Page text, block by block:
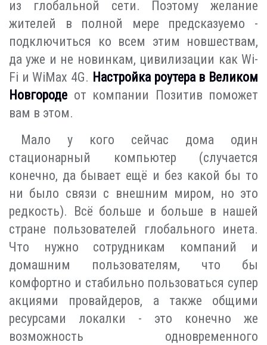
из глобальной сети. Поэтому желание
жителей в полной мере предсказуемо -
подключиться ко всем этим новшествам,
да уже и не новинкам, цивилизации как Wi-
Fi и WiMax 4G. Настройка роутера в Великом
Новгороде от компании Позитив поможет
вам в этом.
Мало у кого сейчас дома один
стационарный компьютер (случается
конечно, да бывает ещё и без какой бы то
ни было связи с внешним миром, но это
редкость). Всё больше и больше в нашей
стране пользователей глобального инета.
Что нужно сотрудникам компаний и
домашним пользователям, что бы
комфортно и стабильно пользоваться супер
акциями провайдеров, а также общими
ресурсами локалки - это конечно же
возможность одновременного